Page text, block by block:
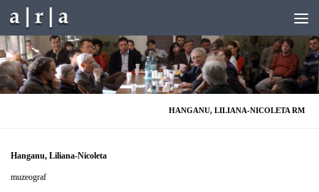
Skip to content
HANGANU, LILIANA-NICOLETA RM
Hanganu, Liliana-Nicoleta
muzeograf